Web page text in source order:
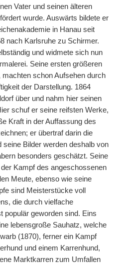
Vater und seinen älteren
wurde. Auswärts bildete er
in Hanau seit
nach Karlsruhe zu Schirmer.
und widmete sich nun
Seine ersten größeren
machten schon Aufsehen durch
der Darstellung. 1864
über und nahm hier seinen
schuf er seine reifsten Werke,
Kraft in der Auffassung des
er übertraf darin die
seine Bilder werden deshalb von
besonders geschätzt. Seine
Kampf des angeschossenen
Meute, ebenso wie seine
sind Meisterstücke voll
die durch vielfache
populär geworden sind. Eins
lebensgroße Sauhatz, welche
(1870), ferner ein Kampf
und einem Karrenhund,
Marktkarren zum Umfallen